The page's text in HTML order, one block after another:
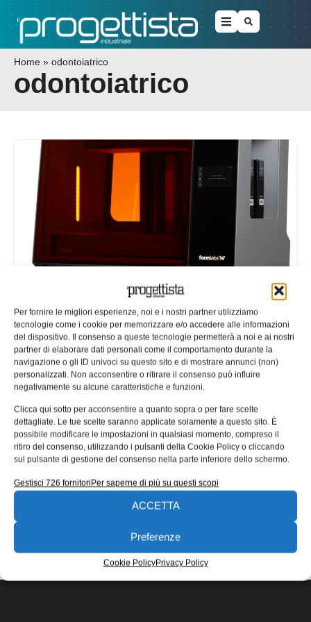
Per fornire le migliori esperienze, noi e i nostri partner utilizziamo
tecnologie come i cookie per memorizzare e/o accedere alle informazioni
del dispositivo. Il consenso a queste tecnologie permetterà a noi e ai nostri
partner di elaborare dati personali come il comportamento durante la
navigazione o gli ID univoci su questo sito e di mostrare annunci (non)
personalizzati. Non acconsentire o ritirare il consenso può influire
negativamente su alcune caratteristiche e funzioni.
Clicca qui sotto per acconsentire a quanto sopra o per fare scelte
dettagliate. Le tue scelte saranno applicate solamente a questo sito. È
possibile modificare le impostazioni in qualsiasi momento, compreso il
ritiro del consenso, utilizzando i pulsanti della Cookie Policy o cliccando
sul pulsante di gestione del consenso nella parte inferiore dello schermo.
Gestisci 726 fornitoriPer saperne di più su questi scopi
ACCETTA
Preferenze
Cookie PolicyPrivacy Policy
Home » odontoiatrico
odontoiatrico
Form 3BL per la stampa 3D con
materiali biocompatibili
Formlabs ha annunciato la Form 3BL, una stampante 3D
per l’ambito medico e odontoiatrico ottimizzata per
materiali biocompatibili. Formlabs inizierà
Riccardo Fioretto 16/09/2020
EDICOLA WEB